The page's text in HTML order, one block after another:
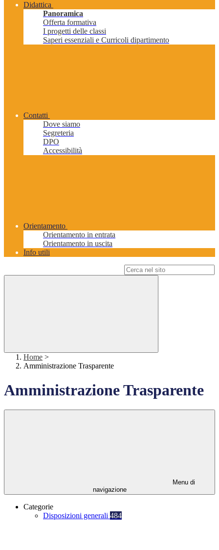
Didattica
Panoramica
Offerta formativa
I progetti delle classi
Saperi essenziali e Curricoli dipartimento
Contatti
Dove siamo
Segreteria
DPO
Accessibilità
Orientamento
Orientamento in entrata
Orientamento in uscita
Info utili
Home >
Amministrazione Trasparente
Amministrazione Trasparente
Menu di
navigazione
Categorie
Disposizioni generali 484